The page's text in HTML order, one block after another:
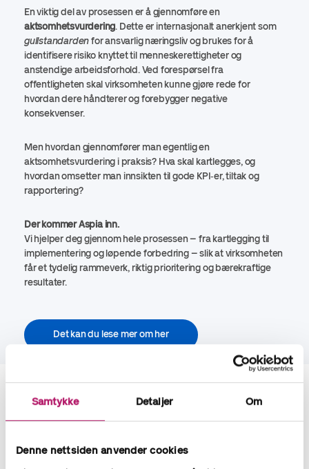
Samtykke Detaljer Om
Denne nettsiden anvender cookies
En viktig del av prosessen er å gjennomføre en
aktsomhetsvurdering. Dette er internasjonalt anerkjent som
gullstandardenfor ansvarlig næringsliv og brukes for å
identifisere risiko knyttet til menneskerettigheter og
anstendige arbeidsforhold. Ved forespørsel fra
offentligheten skal virksomheten kunne gjøre rede for
hvordan dere håndterer og forebygger negative
konsekvenser.
Men hvordan gjennomfører man egentlig en
aktsomhetsvurdering i praksis? Hva skal kartlegges, og
hvordan omsetter man innsikten til gode KPI‑er, tiltak og
rapportering?
Der kommer Aspia inn.
Vi hjelper deg gjennom hele prosessen – fra kartlegging til
implementering og løpende forbedring – slik at virksomheten
får et tydelig rammeverk, riktig prioritering og bærekraftige
resultater.
Det kan du lese mer om her